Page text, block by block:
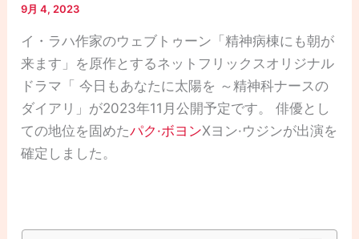
9月 4, 2023
イ・ラハ作家のウェブトゥーン「精神病棟にも朝が
来ます」を原作とするネットフリックスオリジナル
ドラマ「 今日もあなたに太陽を ～精神科ナースの
ダイアリ」が2023年11月公開予定です。 俳優とし
ての地位を固めたパク·ボヨンXヨン·ウジンが出演を
確定しました。